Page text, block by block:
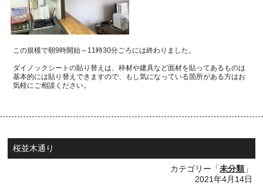
この規模で朝9時開始～ 11 時30分ごろには終わりました。
ダイノックシートの貼り替えは、枠材や建具など面材を貼ってあるものは
基本的には貼り替えできますので、もし気になっている箇所がある方はお
気軽にご相談ください。
桜並木通り
カテゴリー「未分類 」
2021年4月14日